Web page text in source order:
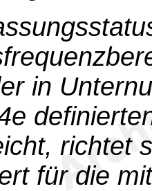
in
richtet
für die